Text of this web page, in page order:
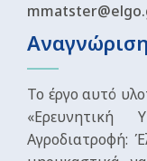
Αναγνώριση
Το έργο αυτό
«Ερευνητική
Αγροδιατροφή: